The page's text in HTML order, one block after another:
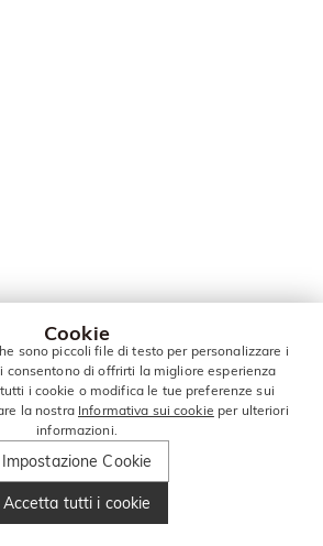
Cookie
sono piccoli file di testo per personalizzare i
consentono di offrirti la migliore esperienza
i cookie o modifica le tue preferenze sui
la nostra Informativa sui cookie per ulteriori
informazioni.
Impostazione Cookie
Accetta tutti i cookie